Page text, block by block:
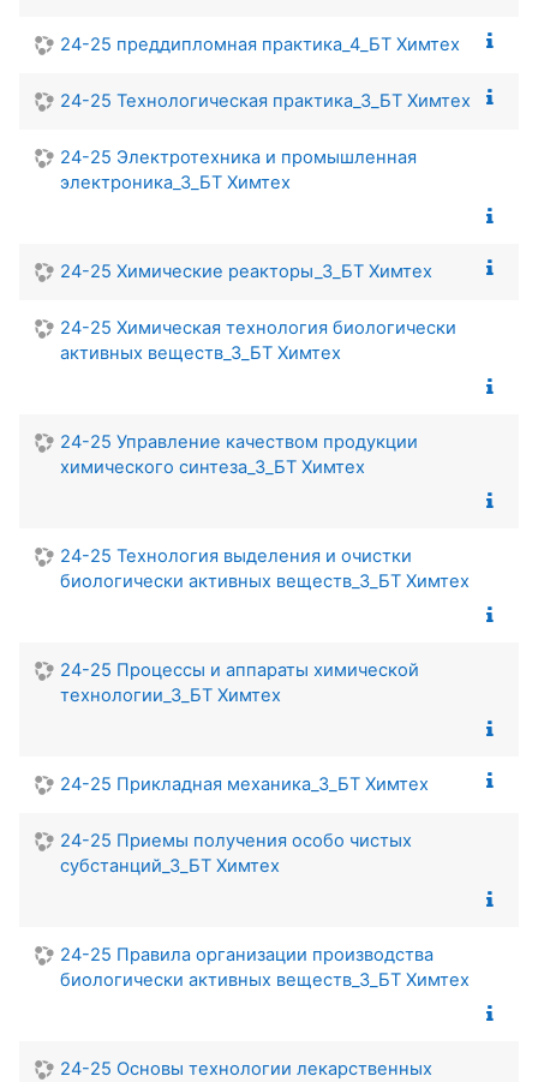
24-25 преддипломная практика_4_БТ Химтех
24-25 Технологическая практика_3_БТ Химтех
24-25 Электротехника и промышленная
электроника_3_БТ Химтех
24-25 Химические реакторы_3_БТ Химтех
24-25 Химическая технология биологически
активных веществ_3_БТ Химтех
24-25 Управление качеством продукции
химического синтеза_3_БТ Химтех
24-25 Технология выделения и очистки
биологически активных веществ_3_БТ Химтех
24-25 Процессы и аппараты химической
технологии_3_БТ Химтех
24-25 Прикладная механика_3_БТ Химтех
24-25 Приемы получения особо чистых
субстанций_3_БТ Химтех
24-25 Правила организации производства
биологически активных веществ_3_БТ Химтех
24-25 Основы технологии лекарственных